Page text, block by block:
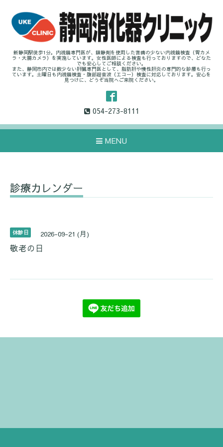
新静岡駅徒歩1分。内視鏡専門医が、鎮静剤を使用した苦痛の少ない内視鏡検査（胃カメ
ラ・大腸カメラ）を実施しています。女性医師による検査も行っておりますので、どなた
でも安心してご相談ください。
また、静岡市内では数少ない肝臓専門医として、脂肪肝や慢性肝炎の専門的な診療も行っ
ています。土曜日も内視鏡検査・腹部超音波（エコー）検査に対応しております。安心を
見つけに、どうぞ当院へご来院ください。
054-273-8111
MENU
診療カレンダー
休診日 2026-09-21 (月)
敬老の日